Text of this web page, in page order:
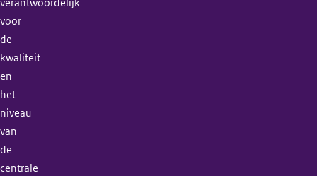
verantwoordelijk
voor
de
kwaliteit
en
het
niveau
van
de
centrale